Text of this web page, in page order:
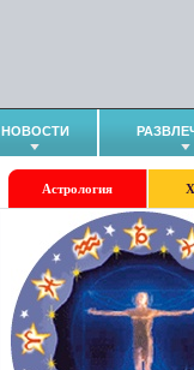
НОВОСТИ
Астрология